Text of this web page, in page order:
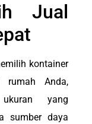
Jual
kontainer
rumah Anda,
ukuran yang
sumber daya